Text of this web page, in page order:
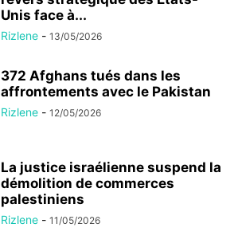
Unis face à...
Rizlene - 13/05/2026
372 Afghans tués dans les
affrontements avec le Pakistan
Rizlene - 12/05/2026
La justice israélienne suspend la
démolition de commerces
palestiniens
Rizlene - 11/05/2026